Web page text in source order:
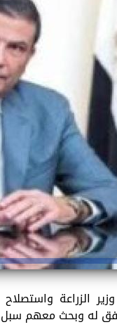
الزراعة
له وبحث معهم